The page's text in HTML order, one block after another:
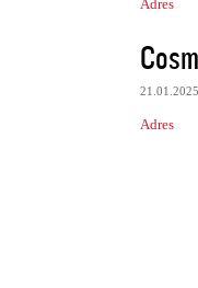
Adres
21.01.2025
Adres